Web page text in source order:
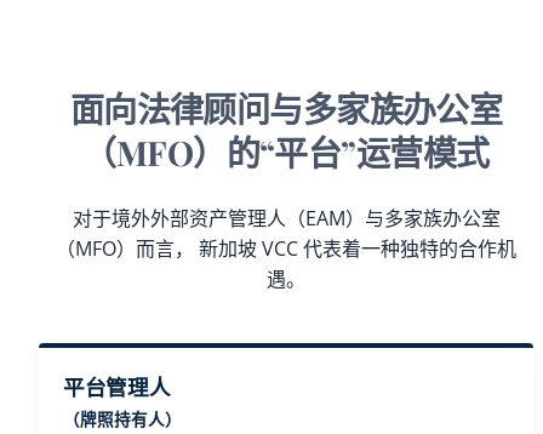
面向法律顾问与多家族办公室
（MFO）的“平台”运营模式
对于境外外部资产管理人（EAM）与多家族办公室
（MFO）而言， 新加坡 VCC 代表着一种独特的合作机
遇。
平台管理人
（牌照持有人）